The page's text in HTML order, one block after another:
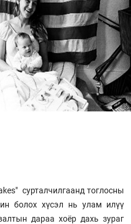
сурталчилгаанд тоглосны
болох хүсэл нь улам илүү
дараа хоёр дахь зураг